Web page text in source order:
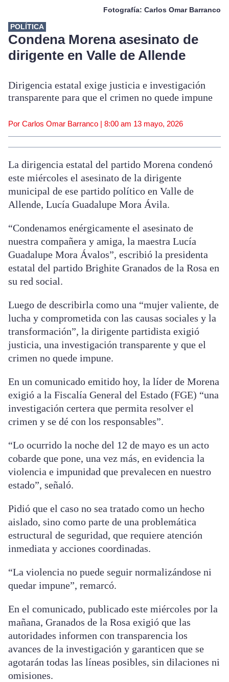
Fotografía: Carlos Omar Barranco
POLÍTICA
Condena Morena asesinato de
dirigente en Valle de Allende
Dirigencia estatal exige justicia e investigación
transparente para que el crimen no quede impune
Por Carlos Omar Barranco | 8:00 am 13 mayo, 2026
La dirigencia estatal del partido Morena condenó
este miércoles el asesinato de la dirigente
municipal de ese partido político en Valle de
Allende, Lucía Guadalupe Mora Ávila.
“Condenamos enérgicamente el asesinato de
nuestra compañera y amiga, la maestra Lucía
Guadalupe Mora Ávalos”, escribió la presidenta
estatal del partido Brighite Granados de la Rosa en
su red social.
Luego de describirla como una “mujer valiente, de
lucha y comprometida con las causas sociales y la
transformación”, la dirigente partidista exigió
justicia, una investigación transparente y que el
crimen no quede impune.
En un comunicado emitido hoy, la líder de Morena
exigió a la Fiscalía General del Estado (FGE) “una
investigación certera que permita resolver el
crimen y se dé con los responsables”.
“Lo ocurrido la noche del 12 de mayo es un acto
cobarde que pone, una vez más, en evidencia la
violencia e impunidad que prevalecen en nuestro
estado”, señaló.
Pidió que el caso no sea tratado como un hecho
aislado, sino como parte de una problemática
estructural de seguridad, que requiere atención
inmediata y acciones coordinadas.
“La violencia no puede seguir normalizándose ni
quedar impune”, remarcó.
En el comunicado, publicado este miércoles por la
mañana, Granados de la Rosa exigió que las
autoridades informen con transparencia los
avances de la investigación y garanticen que se
agotarán todas las líneas posibles, sin dilaciones ni
omisiones.